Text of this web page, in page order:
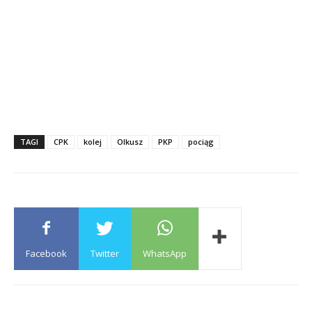
TAGI CPK kolej Olkusz PKP pociąg
Facebook Twitter WhatsApp